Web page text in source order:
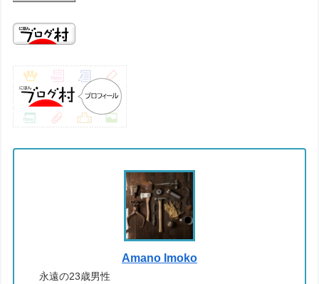
Amano Imoko
永遠の23歳男性